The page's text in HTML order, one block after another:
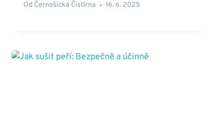
Od Černošická Čistírna 16. 6. 2025